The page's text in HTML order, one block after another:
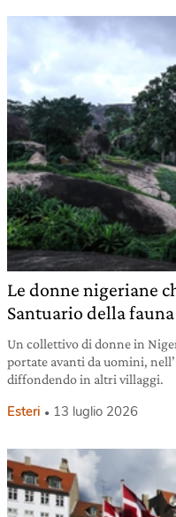
Le donne nigeriane
Santuario della
Un collettivo di donne in
portate avanti da uomini,
diffondendo in altri villaggi.
Esteri 13 luglio 2026